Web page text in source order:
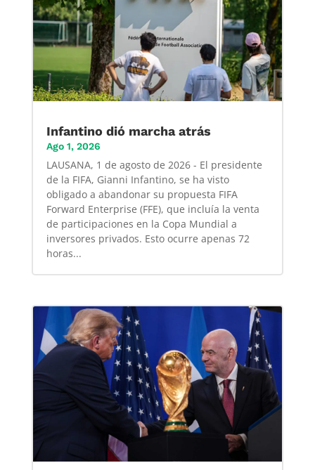
Infantino dió marcha atrás
Ago 1, 2026
LAUSANA, 1 de agosto de 2026 - El presidente
de la FIFA, Gianni Infantino, se ha visto
obligado a abandonar su propuesta FIFA
Forward Enterprise (FFE), que incluía la venta
de participaciones en la Copa Mundial a
inversores privados. Esto ocurre apenas 72
horas...